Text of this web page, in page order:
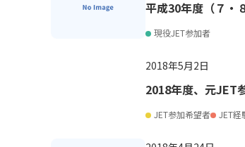
平成30年度（７・
現役JET参加者
2018年5月2日
2018年度、元JET
JET参加希望者 JET経